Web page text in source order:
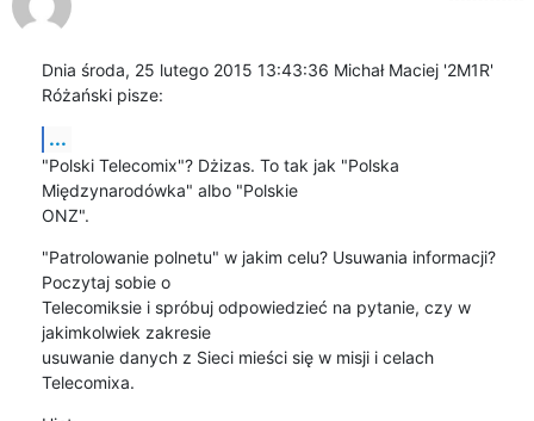
Dnia środa, 25 lutego 2015 13:43:36 Michał Maciej '2M1R'
Różański pisze:
...
"Polski Telecomix"? Dżizas. To tak jak "Polska
Międzynarodówka" albo "Polskie
ONZ".
"Patrolowanie polnetu" w jakim celu? Usuwania informacji?
Poczytaj sobie o
Telecomiksie i spróbuj odpowiedzieć na pytanie, czy w
jakimkolwiek zakresie
usuwanie danych z Sieci mieści się w misji i celach
Telecomixa.